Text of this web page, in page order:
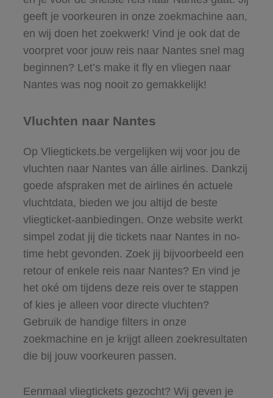
geeft je voorkeuren in onze zoekmachine aan,
en wij doen het zoekwerk! Vind je ook dat de
voorpret voor jouw reis naar Nantes snel mag
beginnen? Let’s make it fly en vliegen naar
Nantes was nog nooit zo gemakkelijk!
Vluchten naar Nantes
Op Vliegtickets.be vergelijken wij voor jou de
vluchten naar Nantes van álle airlines. Dankzij
goede afspraken met de airlines én actuele
vluchtdata, bieden we jou altijd de beste
vliegticket-aanbiedingen. Onze website werkt
simpel zodat jij die tickets naar Nantes in no-
time hebt gevonden. Zoek jij bijvoorbeeld een
retour of enkele reis naar Nantes? En vind je
het oké om tijdens deze reis over te stappen
of kies je alleen voor directe vluchten?
Gebruik de handige filters in onze
zoekmachine en je krijgt alleen zoekresultaten
die bij jouw voorkeuren passen.
Eenmaal vliegtickets gezocht? Wij geven je